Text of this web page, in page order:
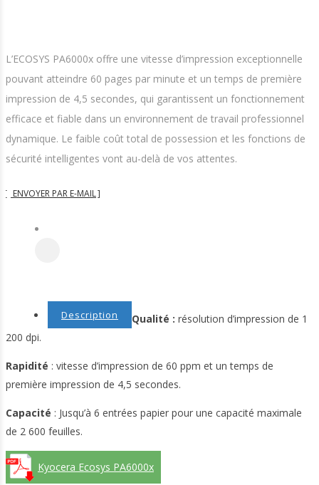
L’ECOSYS PA6000x offre une vitesse d’impression exceptionnelle
pouvant atteindre 60 pages par minute et un temps de première
impression de 4,5 secondes, qui garantissent un fonctionnement
efficace et fiable dans un environnement de travail professionnel
dynamique. Le faible coût total de possession et les fonctions de
sécurité intelligentes vont au-delà de vos attentes.
ENVOYER PAR E-MAIL
Description Qualité : résolution d’impression de 1
200 dpi.
Rapidité : vitesse d’impression de 60 ppm et un temps de
première impression de 4,5 secondes.
Capacité : Jusqu’à 6 entrées papier pour une capacité maximale
de 2 600 feuilles.
Kyocera Ecosys PA6000x